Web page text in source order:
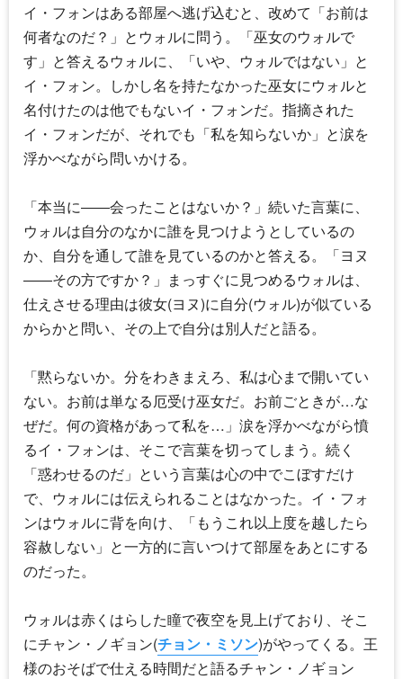
イ・フォンはある部屋へ逃げ込むと、改めて「お前は
何者なのだ？」とウォルに問う。「巫女のウォルで
す」と答えるウォルに、「いや、ウォルではない」と
イ・フォン。しかし名を持たなかった巫女にウォルと
名付けたのは他でもないイ・フォンだ。指摘された
イ・フォンだが、それでも「私を知らないか」と涙を
浮かべながら問いかける。
「本当に――会ったことはないか？」続いた言葉に、
ウォルは自分のなかに誰を見つけようとしているの
か、自分を通して誰を見ているのかと答える。「ヨヌ
――その方ですか？」まっすぐに見つめるウォルは、
仕えさせる理由は彼女(ヨヌ)に自分(ウォル)が似ている
からかと問い、その上で自分は別人だと語る。
「黙らないか。分をわきまえろ、私は心まで開いてい
ない。お前は単なる厄受け巫女だ。お前ごときが…な
ぜだ。何の資格があって私を…」涙を浮かべながら憤
るイ・フォンは、そこで言葉を切ってしまう。続く
「惑わせるのだ」という言葉は心の中でこぼすだけ
で、ウォルには伝えられることはなかった。イ・フォ
ンはウォルに背を向け、「もうこれ以上度を越したら
容赦しない」と一方的に言いつけて部屋をあとにする
のだった。
ウォルは赤くはらした瞳で夜空を見上げており、そこ
にチャン・ノギョン(チョン・ミソン)がやってくる。王
様のおそばで仕える時間だと語るチャン・ノギョン